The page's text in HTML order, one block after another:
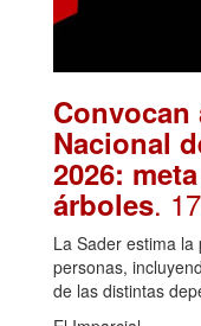
Convocan
Nacional
2026:
árboles.
La Sader estima
personas,
de las distintas